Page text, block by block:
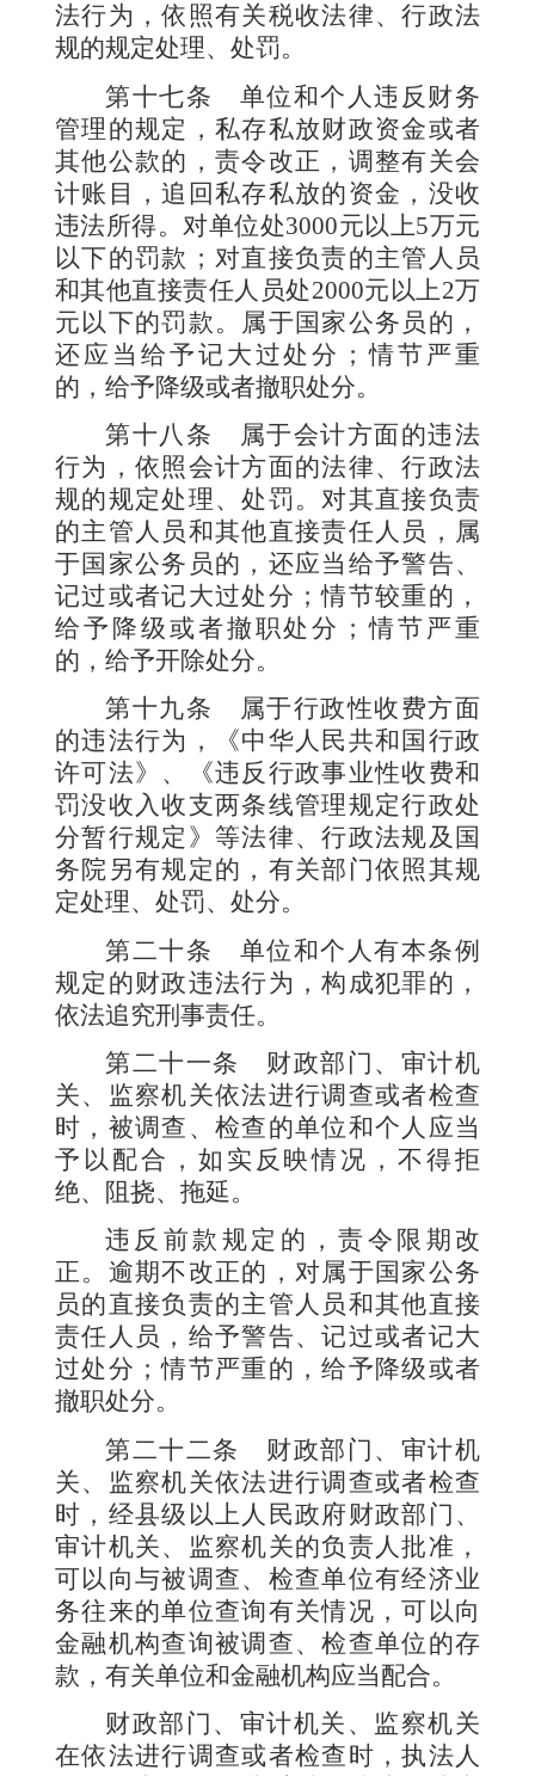
法行为，依照有关税收法律、行政法
规的规定处理、处罚。
第十七条 单位和个人违反财务
管理的规定，私存私放财政资金或者
其他公款的，责令改正，调整有关会
计账目，追回私存私放的资金，没收
违法所得。对单位处3000元以上5万元
以下的罚款；对直接负责的主管人员
和其他直接责任人员处2000元以上2万
元以下的罚款。属于国家公务员的，
还应当给予记大过处分；情节严重
的，给予降级或者撤职处分。
第十八条 属于会计方面的违法
行为，依照会计方面的法律、行政法
规的规定处理、处罚。对其直接负责
的主管人员和其他直接责任人员，属
于国家公务员的，还应当给予警告、
记过或者记大过处分；情节较重的，
给予降级或者撤职处分；情节严重
的，给予开除处分。
第十九条 属于行政性收费方面
的违法行为，《中华人民共和国行政
许可法》、《违反行政事业性收费和
罚没收入收支两条线管理规定行政处
分暂行规定》等法律、行政法规及国
务院另有规定的，有关部门依照其规
定处理、处罚、处分。
第二十条 单位和个人有本条例
规定的财政违法行为，构成犯罪的，
依法追究刑事责任。
第二十一条 财政部门、审计机
关、监察机关依法进行调查或者检查
时，被调查、检查的单位和个人应当
予以配合，如实反映情况，不得拒
绝、阻挠、拖延。
违反前款规定的，责令限期改
正。逾期不改正的，对属于国家公务
员的直接负责的主管人员和其他直接
责任人员，给予警告、记过或者记大
过处分；情节严重的，给予降级或者
撤职处分。
第二十二条 财政部门、审计机
关、监察机关依法进行调查或者检查
时，经县级以上人民政府财政部门、
审计机关、监察机关的负责人批准，
可以向与被调查、检查单位有经济业
务往来的单位查询有关情况，可以向
金融机构查询被调查、检查单位的存
款，有关单位和金融机构应当配合。
财政部门、审计机关、监察机关
在依法进行调查或者检查时，执法人